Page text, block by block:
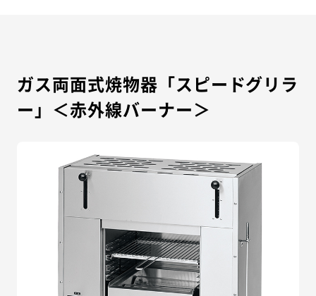
ガス両面式焼物器「スピードグリラ
ー」＜赤外線バーナー＞